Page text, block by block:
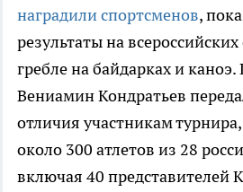
наградили спортсменов,
результаты на
гребле на байдарках и каноэ.
Вениамин Кондратьев
отличия участникам
около 300 атлетов из 28
включая 40 представителей